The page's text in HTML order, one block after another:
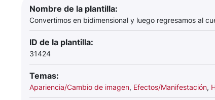
Nombre de la plantilla:
Convertimos en bidimensional y luego regresamos al
ID de la plantilla:
31424
Temas:
Apariencia/Cambio de imagen, Efectos/Manifestación,